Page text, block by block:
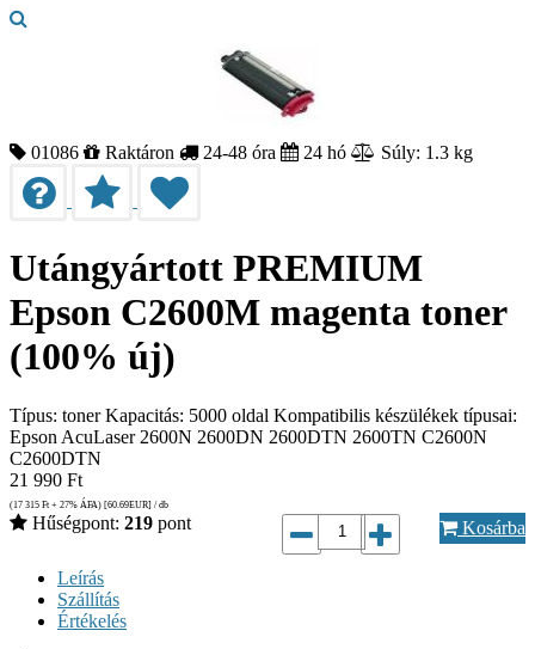
01086 Raktáron 24-48 óra 24 hó Súly: 1.3 kg
Utángyártott PREMIUM
Epson C2600M magenta toner
(100% új)
Típus: toner Kapacitás: 5000 oldal Kompatibilis készülékek típusai:
Epson AcuLaser 2600N 2600DN 2600DTN 2600TN C2600N
C2600DTN
21 990 Ft
(17 315 Ft + 27% ÁFA) [60.69EUR] / db
Hűségpont: 219 pont Kosárba
Leírás
Szállítás
Értékelés